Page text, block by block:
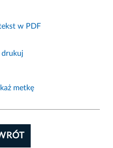
w PDF
drukuj
metkę